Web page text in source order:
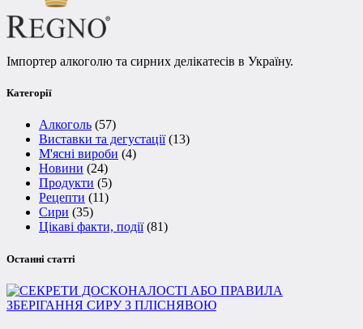
Імпортер алкоголю та сирних делікатесів в Україну.
Категорії
Алкоголь (57)
Виставки та дегустації(13)
М'ясні вироби (4)
Новини (24)
Продукти (5)
Рецепти (11)
Сири (35)
Цікаві факти, події(81)
Останні статті